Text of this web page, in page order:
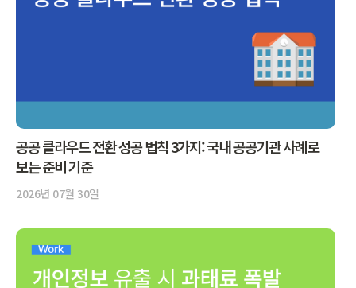
공공 클라우드 전환 성공 법칙 3가지: 국내 공공기관 사례로
보는 준비 기준
2026년 07월 30일